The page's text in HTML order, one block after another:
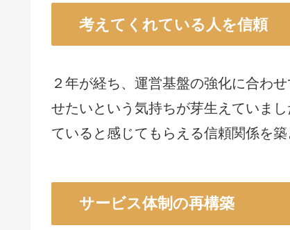
考えてくれている人を信頼
２年が経ち、運営基盤の強化に合わ
せたいという気持ちが芽生えていま
ていると感じてもらえる信頼関係を
サービス体制の再構築